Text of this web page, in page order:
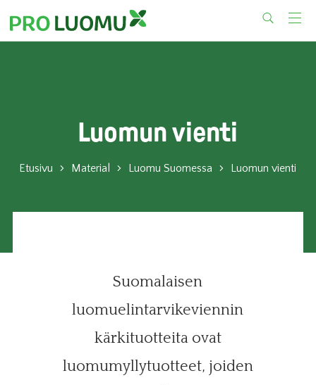
Luomun vienti
Etusivu Material Luomu Suomessa Luomun vienti
Suomalaisen
luomuelintarvikeviennin
kärkituotteita ovat
luomumyllytuotteet, joiden